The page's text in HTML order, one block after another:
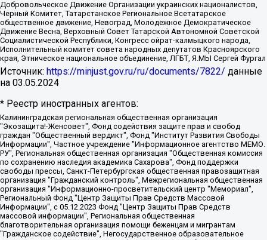
Добровольческое Движение Организации украинских националистов,
Черный Комитет, Татарстанское Региональное Всетатарское
общественное движение, Невоград, Молодежное Демократическое
Движение Весна, Верховный Совет Татарской Автономной Советской
Социалистической Республики, Конгресс ойрат-калмыцкого народа,
Исполнительный комитет совета народных депутатов Красноярского
края, Этническое национальное объединение, ЛГБТ, Я.МЫ Сергей Фургал
Источник: https://minjust.gov.ru/ru/documents/7822/ данные
на 03.05.2024
* Реестр иностранных агентов:
Калининградская региональная общественная организация "Экозащита!-Женсовет", Фонд содействия защите прав и свобод граждан "Общественный вердикт", Фонд "Институт Развития Свободы Информации", Частное учреждение "Информационное агентство МЕМО. РУ", Региональная общественная организация "Общественная комиссия по сохранению наследия академика Сахарова", Фонд поддержки свободы прессы, Санкт-Петербургская общественная правозащитная организация "Гражданский контроль", Межрегиональная общественная организация "Информационно-просветительский центр "Мемориал", Региональный Фонд "Центр Защиты Прав Средств Массовой Информации", с 05.12.2023 Фонд "Центр Защиты Прав Средств массовой информации", Региональная общественная благотворительная организация помощи беженцам и мигрантам "Гражданское содействие", Негосударственное образовательное учреждение дополнительного профессионального образования (повышение квалификации) специалистов "АКАДЕМИЯ ПО ПРАВАМ ЧЕЛОВЕКА", Свердловская региональная общественная организация "Сутяжник", Автономная некоммерческая организация "Центр независимых социологических исследований", Союз общественных объединений "Российский исследовательский центр по правам человека", Региональное общественное учреждение научно-информационный центр "МЕМОРИАЛ", Некоммерческая организация "Фонд защиты гласности", Автономная некоммерческая организация "Институт прав человека", Городская общественная организация "Екатеринбургское общество "МЕМОРИАЛ", Городская общественная организация "Рязанское историко-просветительское и правозащитное общество "Мемориал" (Рязанский Мемориал), Челябинский региональный орган общественной самодеятельности – женское общественное объединение "Женщины Евразии", Челябинский региональный орган общественной самодеятельности "Уральская правозащитная группа", Фонд содействия защите здоровья и социальной справедливости имени Андрея Рылькова, Автономная Некоммерческая Организация "Аналитический Центр Юрия Левады", Автономная некоммерческая организация социальной поддержки населения "Проект Апрель", Региональная общественная организация помощи женщинам и детям, находящимся в кризисной ситуации "Информационно-методический центр "Анна", Фонд содействия развитию массовых коммуникаций и правовому просвещению "Так-так-Так", Фонд содействия устойчивому развитию "Серебряная тайга", Свердловский региональный общественный фонд социальных проектов "Новое время", "Idel.Реалии", Кавказ.Реалии, Крым.Реалии, Телеканал Настоящее Время, Татаро-башкирская служба Радио Свобода (Azatliq Radiosi), Радио Свободная Европа/Радио Свобода (PCE/PC), "Сибирь.Реалии", "Фактограф", Благотворительный фонд помощи осужденным и их семьям, Автономная некоммерческая организация "Институт глобализации и социальных движений", Фонд "В защиту прав заключенных", Частное учреждение "Центр поддержки и содействия развитию средств массовой информации", Пензенский региональный общественный благотворительный фонд "Гражданский союз", "Север.Реалии", Некоммерческая организация Фонд "Правовая инициатива", Общество с ограниченной ответственностью "Радио Свободная Европа/Радио Свобода", Чешское информационное агентство "MEDIUM-ORIENT", Красноярская региональная общественная организация "Мы против СПИДа", Камалягин Денис Николаевич, Маркелов Сергей Евгеньевич, Пономарев Лев Александрович, Савицкая Людмила Алексеевна, Автономная некоммерческая организация "Центр по работе с проблемой насилия "НАСИЛИЮ.НЕТ", Межрегиональный профессиональный союз работников здравоохранения "Альянс врачей", Юридическое лицо, зарегистрированное в Латвийской Республике, SIA "Medusa Project" (регистрационный номер 40103797863, дата регистрации 10.06.2014), Некоммерческая организация "Фонд по борьбе с коррупцией", Автономная некоммерческая организация "Институт права и публичной политики", Баданин Роман Сергеевич, Гликин Максим Александрович, Железнова Мария Михайловна, Лукьянова Юлия Сергеевна, Маетная Елизавета Витальевна, Маняхин Петр Борисович, Чуракова Ольга Владимировна, Ярош Юлия Петровна, Юридическое лицо "The Insider SIA", зарегистрированное в Риге, Латвийская Республика (дата регистрации 26.06.2015), являющееся администратором доменного имени интернет-издания "The Insider SIA", https://theins.ru, Постернак Алексей Евгеньевич, Рубин Михаил Аркадьевич, Анин Роман Александрович, Юридическое лицо Istories fonds, зарегистрированное в Латвийской Республике (регистрационный номер 50008295751, дата регистрации 24.02.2020), Великовский Дмитрий Александрович, Долинина Ирина Николаевна, Мароховская Алеся Алексеевна, Шлейнов Роман Юрьевич, Шмагун Олеся Валентиновна, Общество с ограниченной ответственностью "Альтаир 2021", Общество с ограниченной ответственностью "Вега 2021", Общество с ограниченной ответственностью "Главный редактор 2021", Общество с ограниченной ответственностью "Ромашки монолит", Важенков Артем Валерьевич, Ивановская областная общественная организация "Центр гендерных исследований", Гурман Юрий Альбертович, Медиапроект "ОВД-Инфо", Егоров Владимир Владимирович, Жилинский Владимир Александрович, Общество с ограниченной ответственностью "ЗП", Иванова София Юрьевна, Карезина Инна Павловна, Кильтау Екатерина Викторовна, Петров Алексей Викторович, Пискунов Сергей Евгеньевич, Смирнов Сергей Сергеевич, Тихонов Михаил Сергеевич, Общество с ограниченной ответственностью "ЖУРНАЛИСТ-ИНОСТРАННЫЙ АГЕНТ", Арапова Галина Юрьевна, Вольтская Татьяна Анатольевна, Американская компания "Mason G.E.S. Anonymous Foundation" (США), являющаяся владельцем интернет-издания https://mnews.world/, Компания "Stichting Bellingcat", зарегистрированная в Нидерландах (дата регистрации 11.07.2018), Захаров Андрей Вячеславович, Клепиковская Екатерина Дмитриевна, Общество с ограниченной ответственностью "МЕМО", Перл Роман Александрович, Симонов Евгений Алексеевич, Соловьева Елена Анатольевна, Сотников Даниил Владимирович, Сурначева Елизавета Дмитриевна, Автономная некоммерческая организация по защите прав человека и информированию населения "Якутия – Наше Мнение", Общество с ограниченной ответственностью "Москоу диджитал медиа", с 26.01.2023 Общество с ограниченной ответственностью "Чайка Белые сады", Ветошкина Валерия Валерьевна, Заговора Максим Александрович, Межрегиональное общественное движение "Российская ЛГБТ - сеть", Оленичев Максим Владимирович, Павлов Иван Юрьевич, Скворцова Елена Сергеевна, Общество с ограниченной ответственностью "Как бы инагент", Кочетков Игорь Викторович, Общество с ограниченной ответственностью "Честные выборы", Еланчик Олег Александрович, Общество с ограниченной ответственностью "Нобелевский призыв", Гималова Регина Эмилевна, Григорьев Андрей Валерьевич, Григорьева Алина Александровна, Ассоциация по содействию защите прав призывников, альтернативнослужащих и военнослужащих "Правозащитная группа "Гражданин.Армия.Право", Хисамова Регина Фаритовна, Автономная некоммерческая организация по реализации социально-правовых программ "Лилит", Дальневосточное общественное движение "Маяк", Санкт-Петербургская ЛГБТ-инициативная группа "Выход", Инициативная группа ЛГБТ+ "Реверс", Алексеев Андрей Викторович, Бекбулатова Таисия Львовна, Беляев Иван Михайлович, Владыкина Елена Сергеевна, Гельман Марат Александрович, Никульшина Вероника Юрьевна, Толоконникова Надежда Андреевна, Шендерович Виктор Анатольевич, Общество с ограниченной ответственностью "Данное сообщение", Общество с ограниченной ответственностью Издательский дом "Новая глава", Айнбиндер Александра Александровна, Московский комьюнити-центр для ЛГБТ+инициатив, Благотворительный фонд развития филантропии, Deutsche Welle (Германия, Kurt-Schumacher-Strasse 3, 53113 Bonn), Борзунова Мария Михайловна, Воробьев Виктор Викторович, Голубева Анна Львовна, Константинова Алла Михайловна, Малкова Ирина Владимировна, Мурадов Мурад Абдулгалимович, Осетинская Елизавета Николаевна, Понасенков Евгений Николаевич, Ганапольский Матвей Юрьевич, Киселев Евгений Алексеевич, Борухович Ирина Григорьевна, Дремин Иван Тимофеевич, Дубровский Дмитрий Викторович, Красноярская региональная общественная организация поддержки и развития альтернативных образовательных технологий и межкультурных коммуникаций "ИНТЕРРА", Маяковская Екатерина Алексеевна, Фейгин Марк Захарович, Филимонов Андрей Викторович, Дзугкоева Регина Николаевна, Доброхотов Роман Александрович, Дудь Юрий Александрович, Елкин Сергей Владимирович, Кругликов Кирилл Игоревич, Сабунаева Мария Леонидовна, Семенов Алексей Владимирович, Шаинян Карен Багратович, Шульман Екатерина Михайловна, Асафьев Артур Валерьевич, Вахштайн Виктор Семенович, Венедиктов Алексей Алексеевич, Лушникова Екатерина Евгеньевна, Волков Леонид Михайлович, Невзоров Александр Глебович, Пархоменко Сергей Борисович, Сироткин Ярослав Николаевич, Кара-Мурза Владимир Владимирович, Баранова Наталья Владимировна, Гозман Леонид Яковлевич, Кагарлицкий Борис Юльевич, Климарев Михаил Валерьевич, Милов Владимир Станиславович, Автономная некоммерческая организация Краснодарский центр современного искусства "Типография", Моргенштерн Алишер Тагирович, Соболь Любовь Эдуардовна, Общество с ограниченной ответственностью "ЛИЗА НОРМ", Каспаров Гарри Кимович, Ходорковский Михаил Борисович, Общество с ограниченной ответственностью "Апрельские тезисы", Данилович Ирина Брониславовна, Кашин Олег Владимирович, Петров Николай Владимирович, Пивоваров Алексей Владимирович, Соколов Михаил Владимирович, Цветкова Юлия Владимировна, Чичваркин Евгений Александрович, Комитет против пыток/Команда против пыток, Общество с ограниченной ответственностью "Первый научный", Общество с ограниченной ответственностью "Вертолет и ко", Белоцерковская Вероника Борисовна, Кац Максим Евгеньевич, Лазарева Татьяна Юрьевна, Шаведдинов Руслан Табризович, Яшин Илья Валерьевич, Общество с ограниченной ответственностью "Иноагент ААВ", Алешковский Дмитрий Петрович, Альбац Евгения Марковна, Быков Дмитрий Львович, Галямина Юлия Евгеньевна, Лойко Сергей Леонидович, Мартынов Кирилл Константинович, Медведев Сергей Александрович, Крашенинников Федор Геннадиевич, Гордеева Катерина Вл